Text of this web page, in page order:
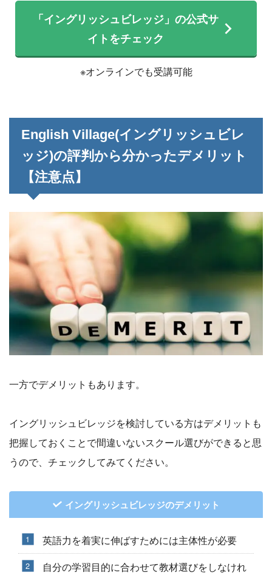
「イングリッシュビレッジ」の公式サ
イトをチェック
※オンラインでも受講可能
English Village(イングリッシュビレ
ッジ)の評判から分かったデメリット
【注意点】
一方でデメリットもあります。
イングリッシュビレッジを検討している方はデメリットも
把握しておくことで間違いないスクール選びができると思
うので、チェックしてみてください。
イングリッシュビレッジのデメリット
英語力を着実に伸ばすためには主体性が必要
自分の学習目的に合わせて教材選びをしなけれ